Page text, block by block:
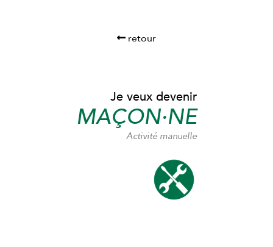
retour
Je veux devenir
MAÇON·NE
Activité manuelle